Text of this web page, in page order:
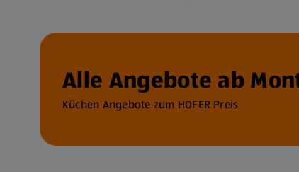
Alle Angebote ab
Küchen Angebote zum HOFER Preis